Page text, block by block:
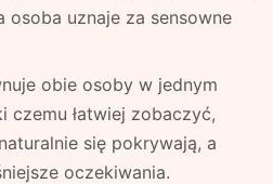
uznaje za sensowne
obie osoby w jednym
czemu łatwiej zobaczyć,
się pokrywają, a
oczekiwania.